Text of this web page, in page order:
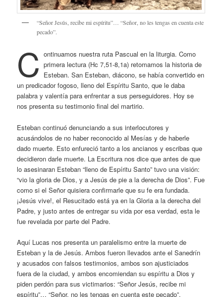
“Señor Jesús, recibe mi espíritu”… “Señor, no les tengas en cuenta este
pecado”.
C ontinuamos nuestra ruta Pascual en la liturgia. Como
primera lectura (Hc 7,51-8,1a) retomamos la historia de
Esteban. San Esteban, diácono, se había convertido en
un predicador fogoso, lleno del Espíritu Santo, que le daba
palabra y valentía para enfrentar a sus perseguidores. Hoy se
nos presenta su testimonio final del martirio.
Esteban continuó denunciando a sus interlocutores y
acusándolos de no haber reconocido al Mesías y de haberle
dado muerte. Esto enfureció tanto a los ancianos y escribas que
decidieron darle muerte. La Escritura nos dice que antes de que
lo asesinaran Esteban “lleno de Espíritu Santo” tuvo una visión:
“vio la gloria de Dios, y a Jesús de pie a la derecha de Dios”. Fue
como si el Señor quisiera confirmarle que su fe era fundada.
¡Jesús vive!, el Resucitado está ya en la Gloria a la derecha del
Padre, y justo antes de entregar su vida por esa verdad, esta le
fue revelada por parte del Padre.
Aquí Lucas nos presenta un paralelismo entre la muerte de
Esteban y la de Jesús. Ambos fueron llevados ante el Sanedrín
y acusados con falsos testimonios, ambos son ajusticiados
fuera de la ciudad, y ambos encomiendan su espíritu a Dios y
piden perdón para sus victimarios: “Señor Jesús, recibe mi
espíritu”… “Señor, no les tengas en cuenta este pecado”.